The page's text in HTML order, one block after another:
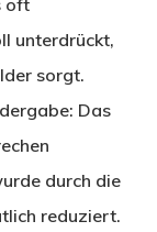
unterdrückt,
sorgt.
Das
durch die
reduziert.